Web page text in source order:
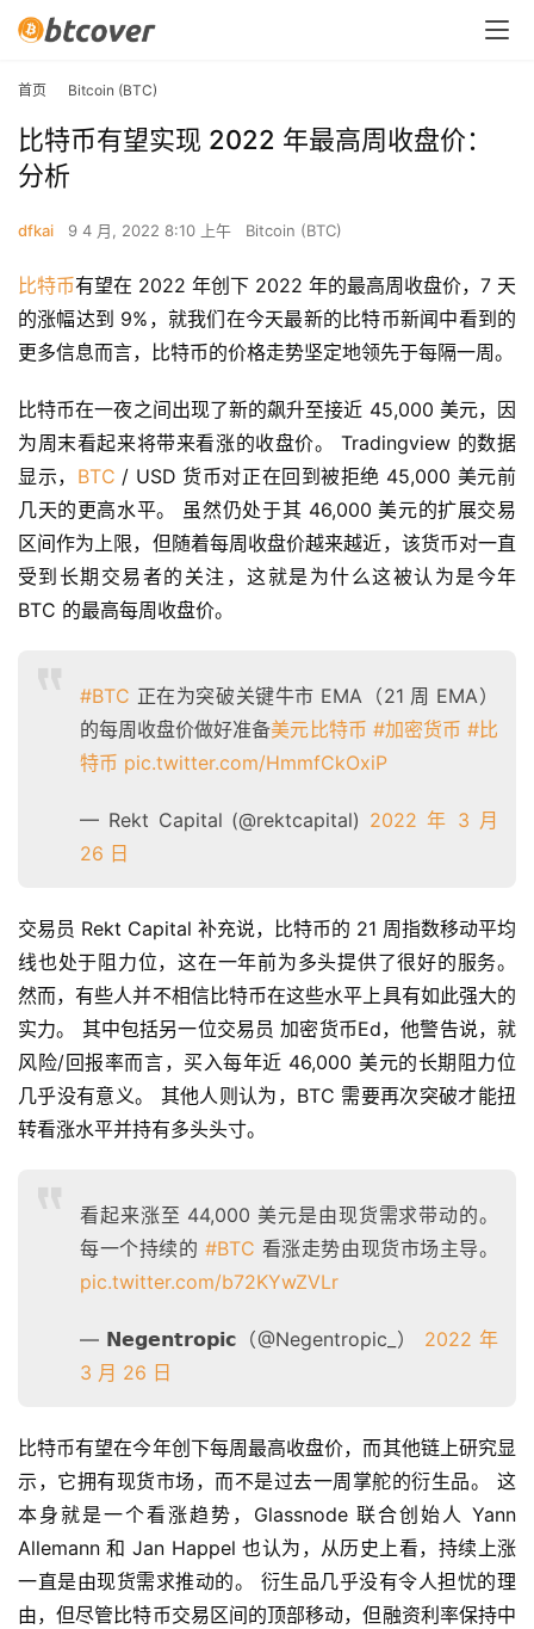
首页 Bitcoin (BTC)
比特币有望实现 2022 年最高周收盘价：
分析
dfkai 9 4 月, 2022 8:10 上午 Bitcoin (BTC)
比特币有望在 2022 年创下 2022 年的最高周收盘价，7 天
的涨幅达到 9%，就我们在今天最新的比特币新闻中看到的
更多信息而言，比特币的价格走势坚定地领先于每隔一周。
比特币在一夜之间出现了新的飙升至接近 45,000 美元，因
为周末看起来将带来看涨的收盘价。 Tradingview 的数据
显示， BTC / USD 货币对正在回到被拒绝 45,000 美元前
几天的更高水平。 虽然仍处于其 46,000 美元的扩展交易
区间作为上限，但随着每周收盘价越来越近，该货币对一直
受到长期交易者的关注，这就是为什么这被认为是今年
BTC 的最高每周收盘价。
#BTC 正在为突破关键牛市 EMA（21 周 EMA）
的每周收盘价做好准备美元比特币 #加密货币 #比
特币 pic.twitter.com/HmmfCkOxiP
— Rekt Capital (@rektcapital) 2022 年 3 月
26 日
交易员 Rekt Capital 补充说，比特币的 21 周指数移动平均
线也处于阻力位，这在一年前为多头提供了很好的服务。
然而，有些人并不相信比特币在这些水平上具有如此强大的
实力。 其中包括另一位交易员 加密货币Ed，他警告说，就
风险/回报率而言，买入每年近 46,000 美元的长期阻力位
几乎没有意义。 其他人则认为，BTC 需要再次突破才能扭
转看涨水平并持有多头头寸。
看起来涨至 44,000 美元是由现货需求带动的。
每一个持续的#BTC 看涨走势由现货市场主导。
pic.twitter.com/b72KYwZVLr
— 𝗡𝗲𝗴𝗲𝗻𝘁𝗿𝗼𝗽𝗶𝗰（@Negentropic_） 2022 年
3 月 26 日
比特币有望在今年创下每周最高收盘价，而其他链上研究显
示，它拥有现货市场，而不是过去一周掌舵的衍生品。 这
本身就是一个看涨趋势，Glassnode 联合创始人 Yann
Allemann 和 Jan Happel 也认为，从历史上看，持续上涨
一直是由现货需求推动的。 衍生品几乎没有令人担忧的理
由，但尽管比特币交易区间的顶部移动，但融资利率保持中